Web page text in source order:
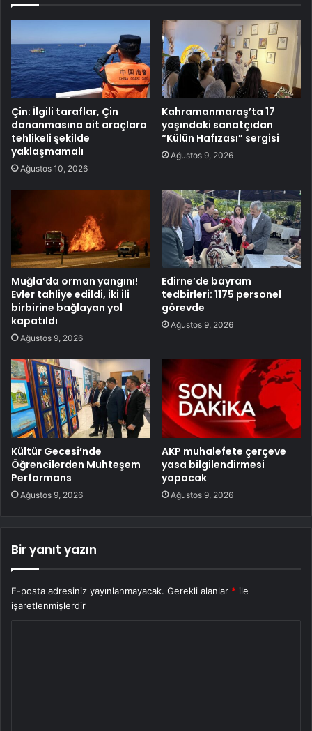
Çin: İlgili taraflar, Çin
donanmasına ait araçlara
tehlikeli şekilde
yaklaşmamalı
Ağustos 10, 2026
Kahramanmaraş’ta 17
yaşındaki sanatçıdan
“Külün Hafızası” sergisi
Ağustos 9, 2026
Muğla’da orman yangını!
Evler tahliye edildi, iki ili
birbirine bağlayan yol
kapatıldı
Ağustos 9, 2026
Edirne’de bayram
tedbirleri: 1175 personel
görevde
Ağustos 9, 2026
Kültür Gecesi’nde
Öğrencilerden Muhteşem
Performans
Ağustos 9, 2026
AKP muhalefete çerçeve
yasa bilgilendirmesi
yapacak
Ağustos 9, 2026
Bir yanıt yazın
E-posta adresiniz yayınlanmayacak. Gerekli alanlar * ile
işaretlenmişlerdir